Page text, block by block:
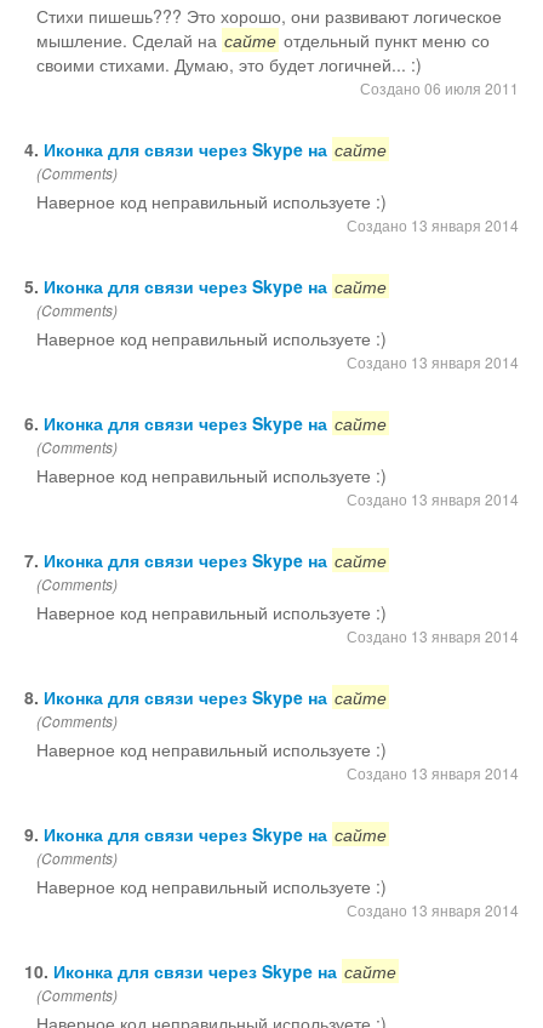
Стихи пишешь??? Это хорошо, они развивают логическое
мышление. Сделай на сайте отдельный пункт меню со
своими стихами. Думаю, это будет логичней... :)
Создано 06 июля 2011
4. Иконка для связи через Skype на сайте
(Comments)
Наверное код неправильный используете :)
Создано 13 января 2014
5. Иконка для связи через Skype на сайте
(Comments)
Наверное код неправильный используете :)
Создано 13 января 2014
6. Иконка для связи через Skype на сайте
(Comments)
Наверное код неправильный используете :)
Создано 13 января 2014
7. Иконка для связи через Skype на сайте
(Comments)
Наверное код неправильный используете :)
Создано 13 января 2014
8. Иконка для связи через Skype на сайте
(Comments)
Наверное код неправильный используете :)
Создано 13 января 2014
9. Иконка для связи через Skype на сайте
(Comments)
Наверное код неправильный используете :)
Создано 13 января 2014
10. Иконка для связи через Skype на сайте
(Comments)